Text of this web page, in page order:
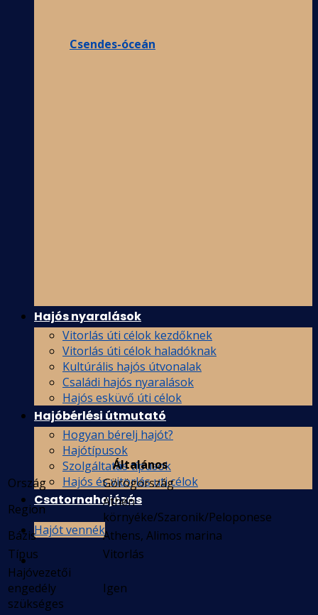
Csendes-óceán
Hajós nyaralások
Vitorlás úti célok kezdőknek
Vitorlás úti célok haladóknak
Kultúrális hajós útvonalak
Családi hajós nyaralások
Hajós esküvő úti célok
Hajóbérlési útmutató
Hogyan bérelj hajót?
Hajótípusok
Szolgáltatás típusok
Hajós és vitorlás uti célok
Csatornahajózás
Hajót vennék
Általános
Ország
Görögország
Region
Athén
környéke/Szaronik/Peloponese
Bázis
Athens, Alimos marina
Típus
Vitorlás
Hajóvezetői
engedély
szükséges
Igen